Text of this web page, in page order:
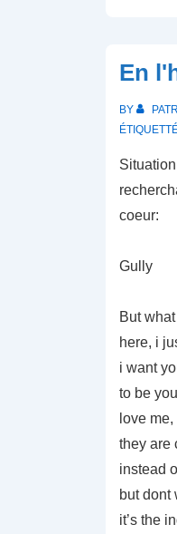
En
BY
coeur:
Gully
But
here, i
i want
to be
love
they are
instead
but dont
it’s the